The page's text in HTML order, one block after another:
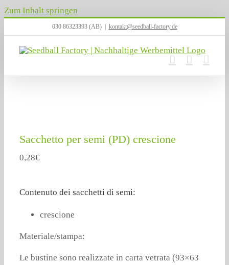
Zum Inhalt springen
030 86323393 (AB) kontakt@seedball-factory.de
Sacchetto per semi (PD) crescione
0,28€
Contenuto dei sacchetti di semi:
crescione
Materiale/stampa:
Le bustine sono realizzate in carta vetrata (93×63